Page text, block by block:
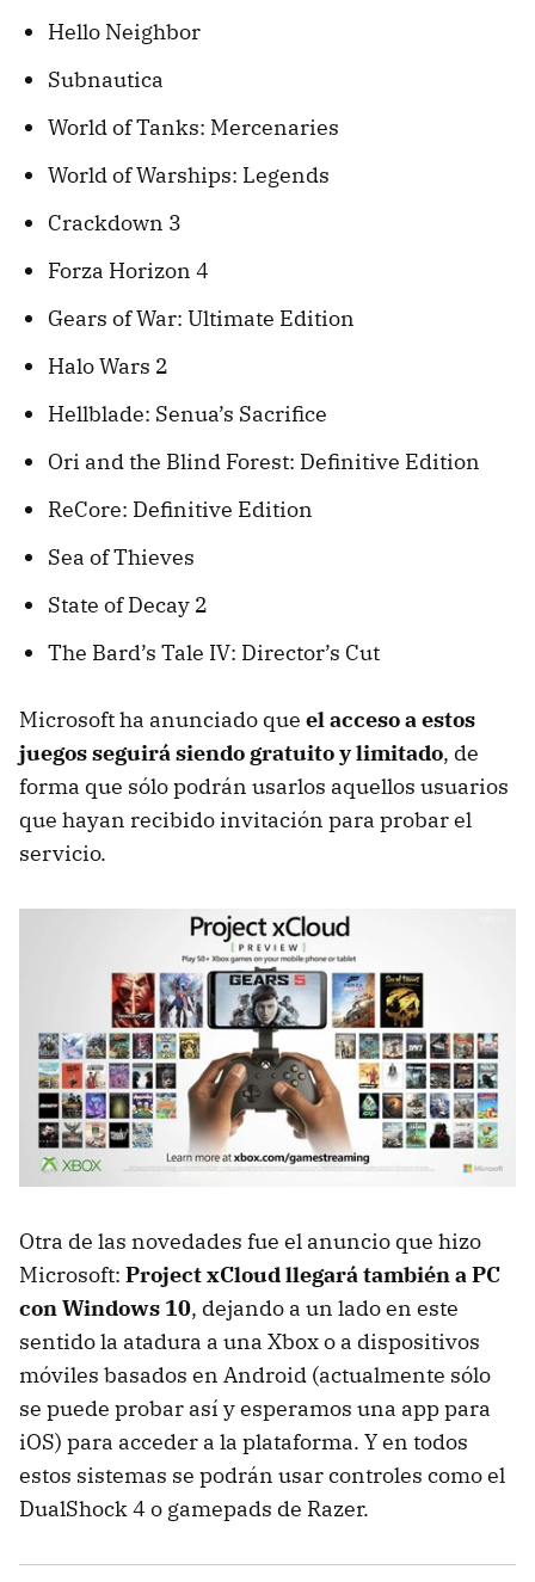
Hello Neighbor
Subnautica
World of Tanks: Mercenaries
World of Warships: Legends
Crackdown 3
Forza Horizon 4
Gears of War: Ultimate Edition
Halo Wars 2
Hellblade: Senua’s Sacrifice
Ori and the Blind Forest: Definitive Edition
ReCore: Definitive Edition
Sea of Thieves
State of Decay 2
The Bard’s Tale IV: Director’s Cut
Microsoft ha anunciado que el acceso a estos
juegos seguirá siendo gratuito y limitado, de
forma que sólo podrán usarlos aquellos usuarios
que hayan recibido invitación para probar el
servicio.
Otra de las novedades fue el anuncio que hizo
Microsoft: Project xCloud llegará también a PC
con Windows 10, dejando a un lado en este
sentido la atadura a una Xbox o a dispositivos
móviles basados en Android (actualmente sólo
se puede probar así y esperamos una app para
iOS) para acceder a la plataforma. Y en todos
estos sistemas se podrán usar controles como el
DualShock 4 o gamepads de Razer.